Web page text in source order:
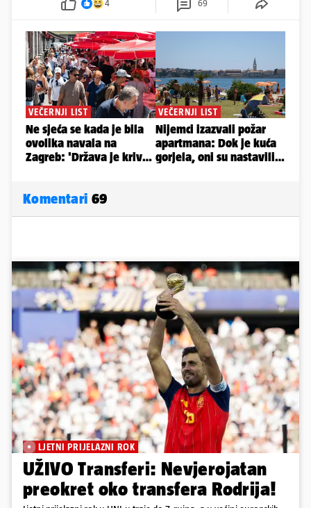
4 69
Komentari 69
LJETNI PRIJELAZNI ROK
UŽIVO Transferi: Nevjerojatan
preokret oko transfera Rodrija!